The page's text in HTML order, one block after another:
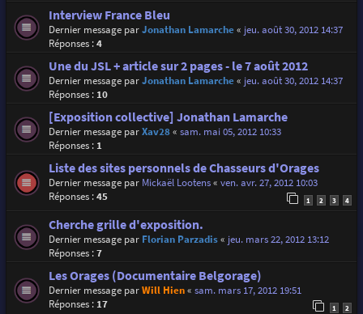
Interview France Bleu
Dernier message parJonathan Lamarche« jeu. août 30, 2012 14:37
Réponses :4
Une du JSL + article sur 2 pages - le 7 août 2012
Dernier message parJonathan Lamarche« jeu. août 30, 2012 14:37
Réponses : 10
[Exposition collective] Jonathan Lamarche
Dernier message parXav28« sam. mai 05, 2012 10:33
Réponses : 1
Liste des sites personnels de Chasseurs d'Orages
Dernier message par Mickaël Lootens« ven. avr. 27, 2012 10:03
Réponses :45 1 2 3 4
Cherche grille d'exposition.
Dernier message par Florian Parzadis« jeu. mars 22, 2012 13:12
Réponses :7
Les Orages (Documentaire Belgorage)
Dernier message parWill Hien« sam. mars 17, 2012 19:51
Réponses : 17 1 2